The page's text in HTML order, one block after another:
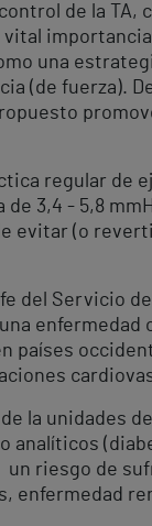
de la
una
(de fuerza).
regular
3,4 - 5,8
evitar (o
del Servicio
enfermedad
países
la
riesgo de
enfermedad